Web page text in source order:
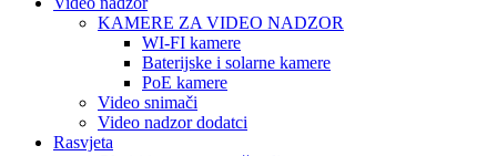
KAMERE ZA VIDEO NADZOR
WI-FI kamere
Baterijske i solarne kamere
PoE kamere
Video snimači
Video nadzor dodatci
Rasvjeta